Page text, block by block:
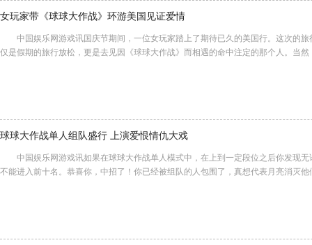
女玩家带《球球大作战》环游美国见证爱情
中国娱乐网游戏讯国庆节期间，一位女玩家踏上了期待已久的美国行。这次的旅
仅是假期的旅行放松，更是去见因《球球大作战》而相遇的命中注定的那个人。当
球球大作战单人组队盛行 上演爱恨情仇大戏
中国娱乐网游戏讯如果在球球大作战单人模式中，在上到一定段位之后你发现无
不能进入前十名。恭喜你，中招了！你已经被组队的人包围了，真想代表月亮消灭